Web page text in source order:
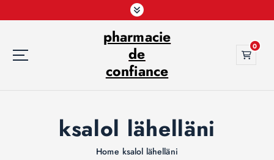
k
pharmacie
de
confiance
0
ksalol lähelläni
Home ksalol lähelläni